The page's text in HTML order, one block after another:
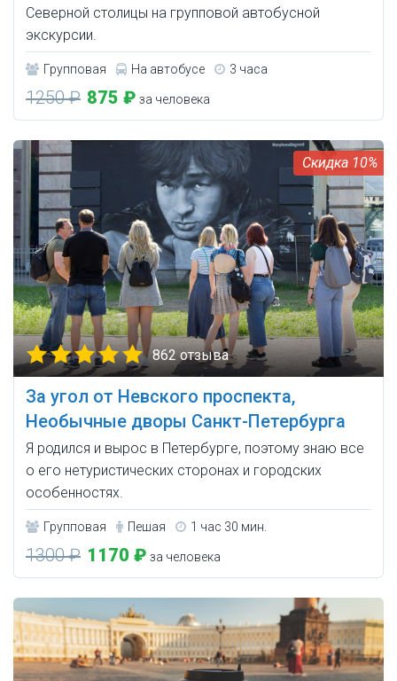
Северной столицы на групповой автобусной
экскурсии.
Групповая На автобусе 3 часа
1250 ₽ 875 ₽ за человека
10%
862 отзыва
За угол от Невского проспекта,
Необычные дворы Санкт-Петербурга
Я родился и вырос в Петербурге, поэтому знаю все
о его нетуристических сторонах и городских
особенностях.
Групповая Пешая 1 час 30 мин.
1300 ₽ 1170 ₽ за человека